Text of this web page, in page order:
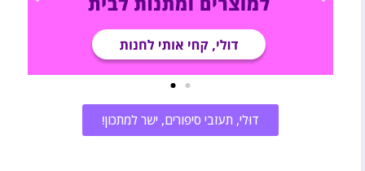
דוּלי, תעזבי סיפורים, ישר למתכון!